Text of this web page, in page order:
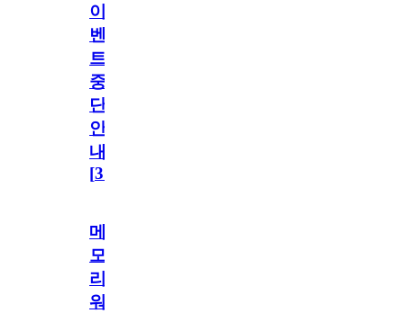
이
벤
트
중
단
안
내
[31
메
모
리
워